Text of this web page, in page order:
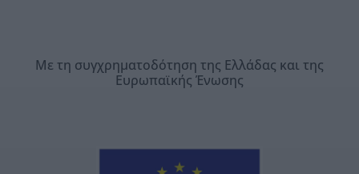
Με τη συγχρηματοδότηση της Ελλάδας και της
Ευρωπαϊκής Ένωσης